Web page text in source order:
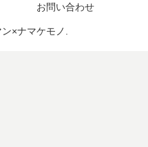
お問い合わせ
×ナマケモノ.